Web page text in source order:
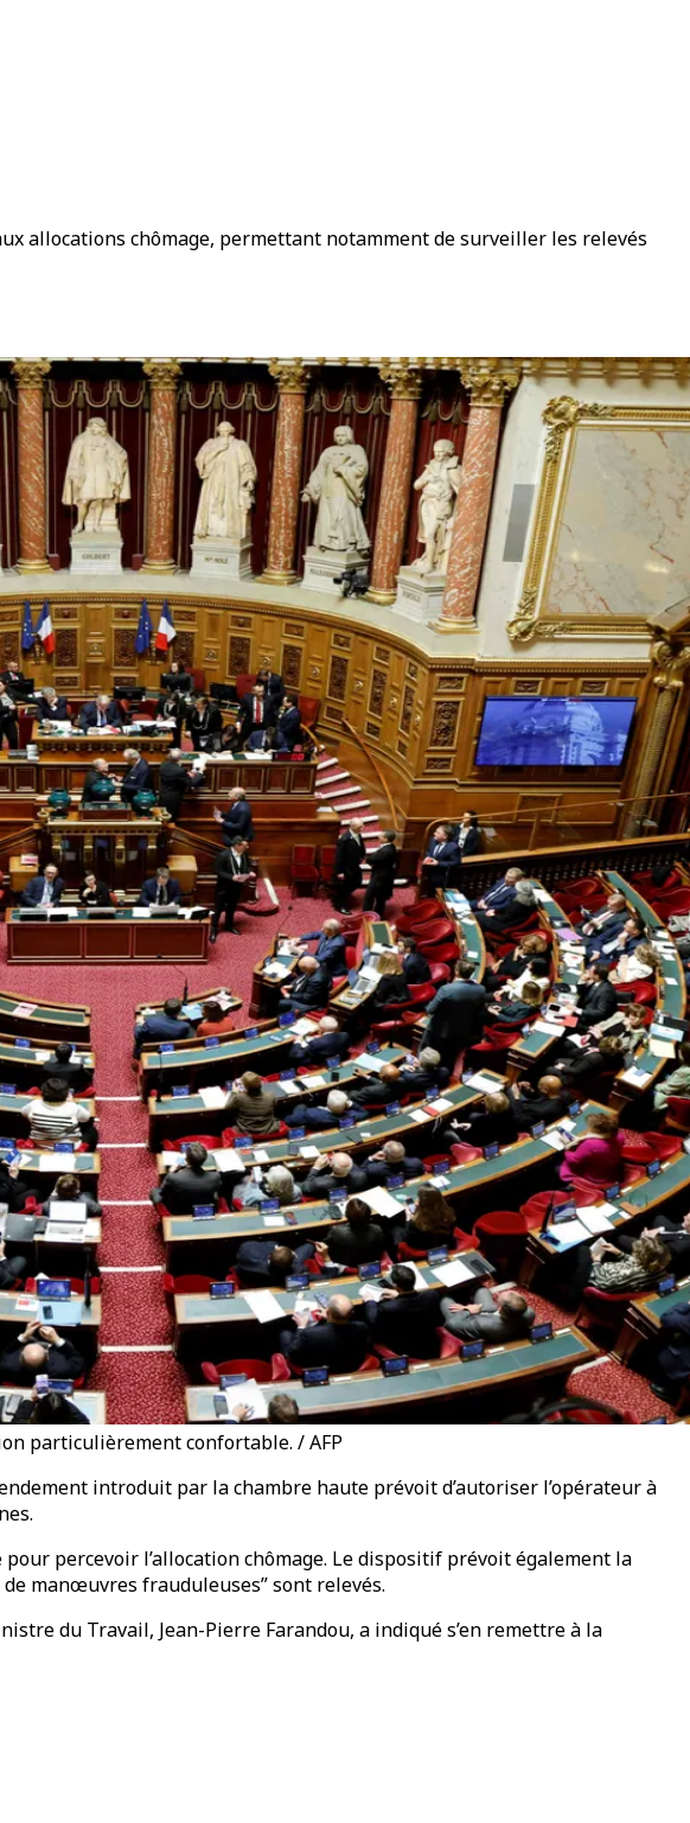
allocations chômage, permettant notamment de surveiller les relevés
particulièrement confortable. / AFP
introduit par la chambre haute prévoit d’autoriser l’opérateur à
percevoir l’allocation chômage. Le dispositif prévoit également la
manœuvres frauduleuses” sont relevés.
du Travail, Jean-Pierre Farandou, a indiqué s’en remettre à la